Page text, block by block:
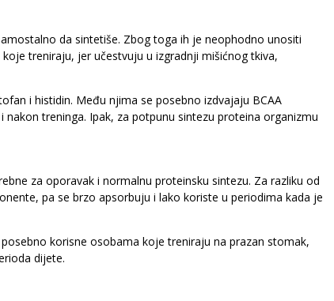
da sintetiše. Zbog toga ih je neophodno unositi
treniraju, jer učestvuju u izgradnji mišićnog tkiva,
i histidin. Među njima se posebno izdvajaju BCAA
treninga. Ipak, za potpunu sintezu proteina organizmu
za oporavak i normalnu proteinsku sintezu. Za razliku od
pa se brzo apsorbuju i lako koriste u periodima kada je
korisne osobama koje treniraju na prazan stomak,
dijete.